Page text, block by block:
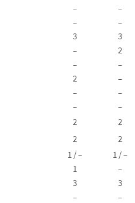
– –
– –
3 3
– 2
– –
2 –
– –
– –
2 2
2 2
1 / – 1 / –
1 –
3 3
– –